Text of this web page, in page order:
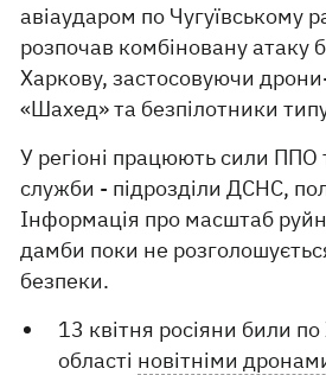
авіаударом по Чугуївському
розпочав комбіновану атаку
Харкову, застосовуючи
«Шахед» та безпілотники
У регіоні працюють сили ППО
служби - підрозділи ДСНС,
Інформація про масштаб
дамби поки не
безпеки.
13 квітня росіяни били
області новітніми